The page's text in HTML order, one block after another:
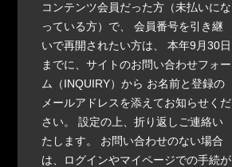
コンテンツ会員だった方（未払いにな
っている方）で、 会員番号を引き継
いで再開されたい方は、 本年9月30日
までに、サイトのお問い合わせフォー
ム（INQUIRY）から お名前と登録の
メールアドレスを添えてお知らせくだ
さい。 設定の上、折り返しご連絡い
たします。 お問い合わせのない場合
は、ログインやマイページでの手続が